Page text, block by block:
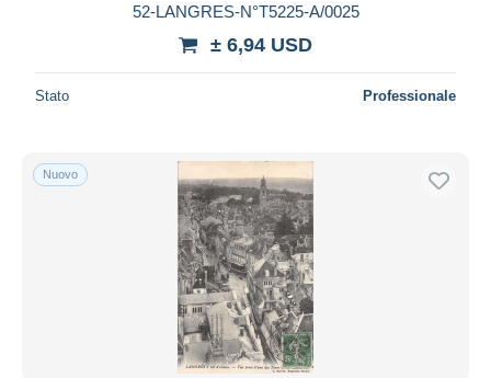
52-LANGRES-N°T5225-A/0025
± 6,94 USD
Stato Professionale
Nuovo